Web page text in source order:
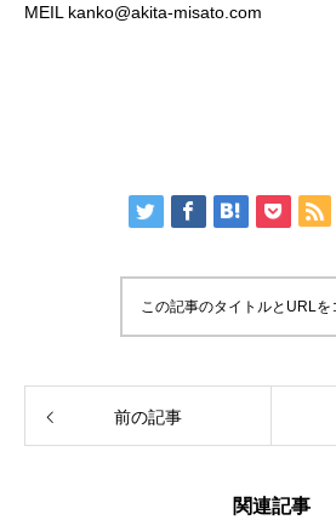
MEIL kanko@akita-misato.com
この記事のタイトルとURLを
前の記事
関連記事